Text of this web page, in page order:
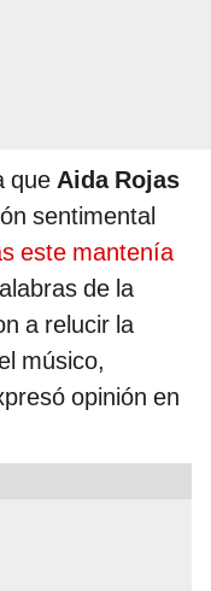
que Aida Rojas
sentimental
este mantenía
de la
a relucir la
músico,
opinión en